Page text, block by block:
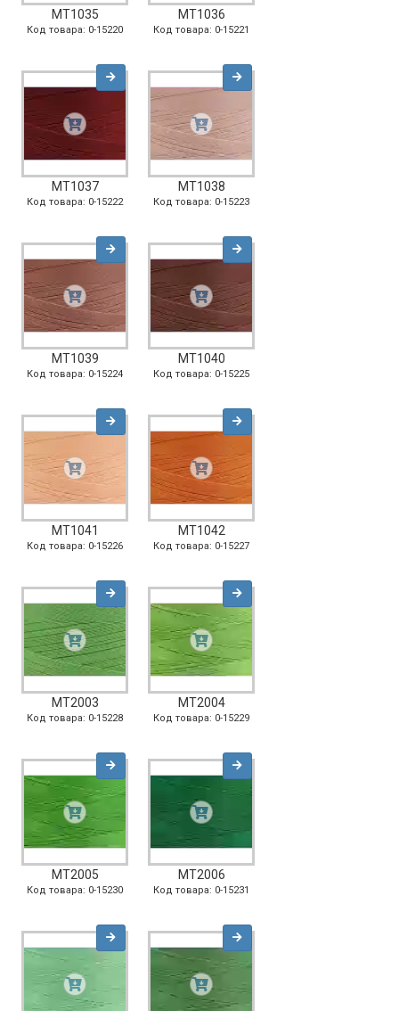
MT1035
Код товара: 0-15220
MT1036
Код товара: 0-15221
MT1037
Код товара: 0-15222
MT1038
Код товара: 0-15223
MT1039
Код товара: 0-15224
MT1040
Код товара: 0-15225
MT1041
Код товара: 0-15226
MT1042
Код товара: 0-15227
MT2003
Код товара: 0-15228
MT2004
Код товара: 0-15229
MT2005
Код товара: 0-15230
MT2006
Код товара: 0-15231